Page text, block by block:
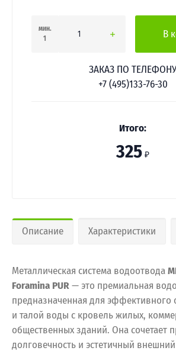
мин.
1
В
ЗАКАЗ ПО ТЕЛЕФОНУ
+7 (495)133-76-30
Итого:
325 ₽
Описание Характеристики
Металлическая система водоотвода
Foramina PUR— это премиальная
предназначенная для эффективного
и талой воды с кровель жилых,
общественных зданий. Она сочетает
долговечность и эстетичный